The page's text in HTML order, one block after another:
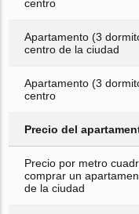
centro
Apartamento (3
centro de la ciudad
Apartamento (3
centro
Precio del
Precio por metro
comprar un
de la ciudad